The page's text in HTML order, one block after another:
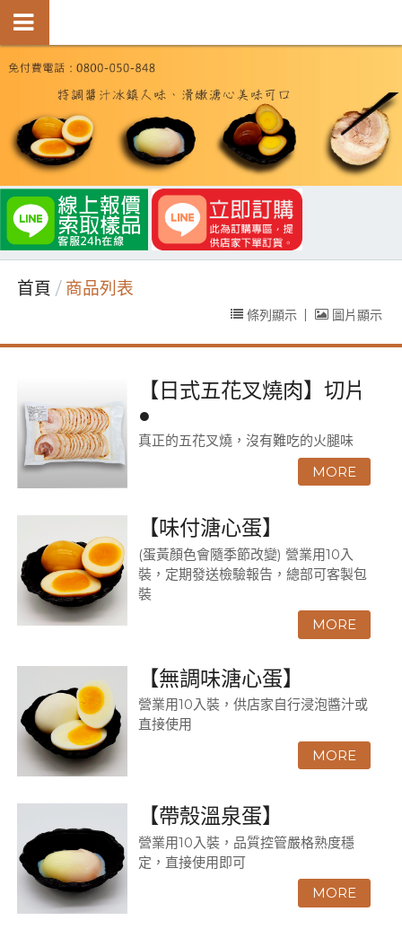
首頁 商品列表
條列顯示 圖片顯示
【日式五花叉燒肉】切片
●
真正的五花叉燒，沒有難吃的火腿味
【味付溏心蛋】
(蛋黃顏色會隨季節改變) 營業用10入
裝，定期發送檢驗報告，總部可客製包
裝
【無調味溏心蛋】
營業用10入裝，供店家自行浸泡醬汁或
直接使用
【帶殼溫泉蛋】
營業用10入裝，品質控管嚴格熟度穩
定，直接使用即可